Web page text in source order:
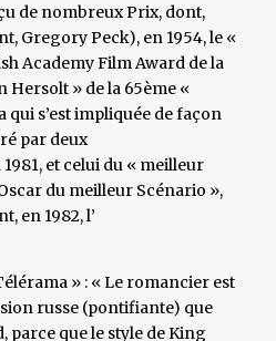
de nombreux Prix, dont,
Gregory Peck), en 1954, le «
Academy Film Award de la
Hersolt » de la 65ème «
s’est impliquée de façon
par deux
et celui du « meilleur
du meilleur Scénario »,
en 1982, l’
» : « Le romancier est
russe (pontifiante) que
parce que le style de King